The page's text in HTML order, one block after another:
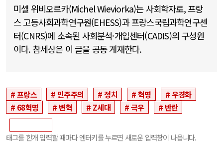
미셸 위비오르카(Michel Wieviorka)는 사회학자로, 프랑
스 고등사회과학연구원(EHESS)과 프랑스국립과학연구센
터(CNRS)에 소속된 사회분석·개입센터(CADIS)의 구성원
이다. 참세상은 이 글을 공동 게재한다.
프랑스 민주주의 정치 혁명
우경화
68혁명
변혁 Z세대 극우 반란
태그를 한개 입력할 때마다 엔터키를 누르면 새로운 입력창이 나옵니다.